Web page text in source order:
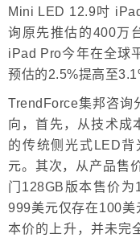
Mini LED 12.9吋
询原先推估的400万
iPad Pro今年在全球
预估的2.5%提高至
TrendForce集邦咨询
向，首先，从技术成
的传统侧光式LED
元。其次，从产品售
门128GB版本售价
999美元仅存在100
本价的上升，并未完